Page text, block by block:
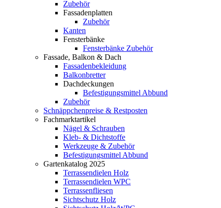
Zubehör
Fassadenplatten
Zubehör
Kanten
Fensterbänke
Fensterbänke Zubehör
Fassade, Balkon & Dach
Fassadenbekleidung
Balkonbretter
Dachdeckungen
Befestigungsmittel Abbund
Zubehör
Schnäppchenpreise & Restposten
Fachmarktartikel
Nägel & Schrauben
Kleb- & Dichtstoffe
Werkzeuge & Zubehör
Befestigungsmittel Abbund
Gartenkatalog 2025
Terrassendielen Holz
Terrassendielen WPC
Terrassenfliesen
Sichtschutz Holz